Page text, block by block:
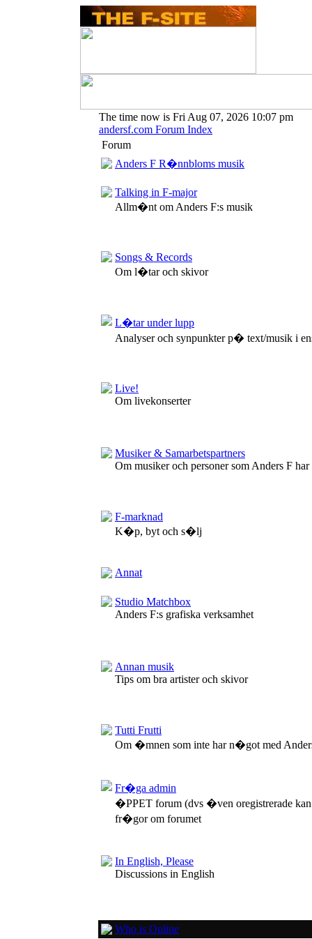
The time now is Fri Aug 07, 2026 10:07 pm
andersf.com Forum Index
Forum
Anders F R�nnbloms musik
Talking in F-major
Allm�nt om Anders F:s musik
Songs & Records
Om l�tar och skivor
L�tar under lupp
Analyser och synpunkter p� text/musik i
Live!
Om livekonserter
Musiker & Samarbetspartners
Om musiker och personer som Anders F har
F-marknad
K�p, byt och s�lj
Annat
Studio Matchbox
Anders F:s grafiska verksamhet
Annan musik
Tips om bra artister och skivor
Tutti Frutti
Om �mnen som inte har n�got med
Fr�ga admin
�PPET forum (dvs �ven oregistrerade
fr�gor om forumet
In English, Please
Discussions in English
Who is Online